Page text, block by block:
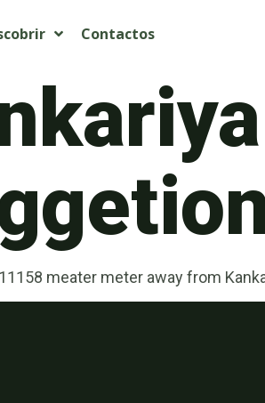
Contactos
meater meter away from